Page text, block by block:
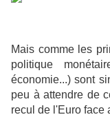
Mais comme les
politique
économie...) sont
peu à attendre de
recul de l'Euro face